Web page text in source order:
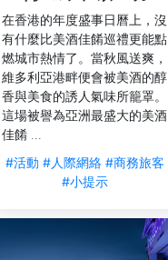
在香港的年度盛事日曆上，沒
有什麼比美酒佳餚巡禮更能點
燃城市熱情了。當秋風送爽，
維多利亞港畔便會被美酒的醇
香與美食的誘人氣味所籠罩。
這場被譽為亞洲最盛大的美酒
佳餚 ...
#活動 #人際網絡 #商務旅客
#小提示